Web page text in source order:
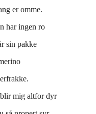
er omme.
har ingen ro
sin pakke
mig altfor dyr